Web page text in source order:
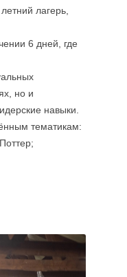
лагерь,
6 дней, где
но и
навыки.
тематикам: